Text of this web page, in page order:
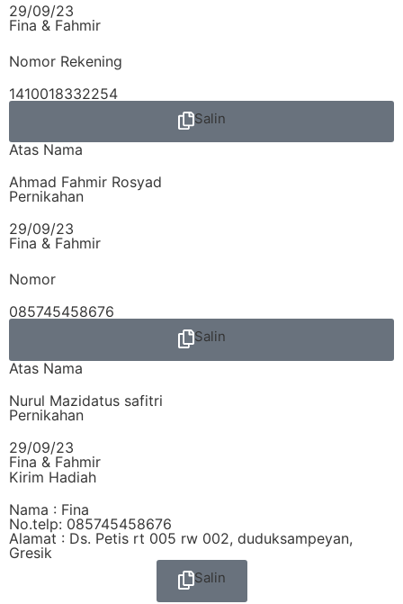
29/09/23
Fina & Fahmir
Nomor Rekening
1410018332254
Salin
Atas Nama
Ahmad Fahmir Rosyad
Pernikahan
29/09/23
Fina & Fahmir
Nomor
085745458676
Salin
Atas Nama
Nurul Mazidatus safitri
Pernikahan
29/09/23
Fina & Fahmir
Kirim Hadiah
Nama : Fina
No.telp: 085745458676
Alamat : Ds. Petis rt 005 rw 002, duduksampeyan,
Gresik
Salin